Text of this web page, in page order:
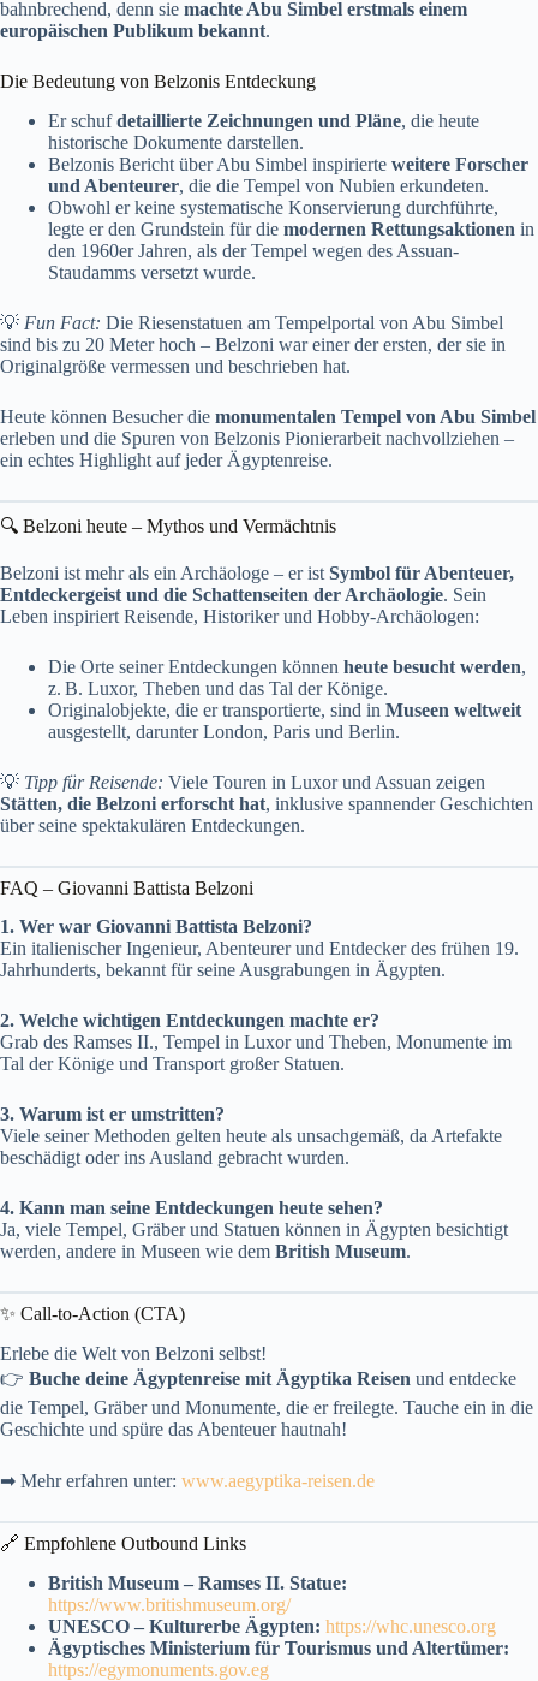
bahnbrechend, denn sie machte Abu Simbel erstmals einem
europäischen Publikum bekannt.
Die Bedeutung von Belzonis Entdeckung
Er schufdetaillierte Zeichnungen und Pläne, die heute
historische Dokumente darstellen.
Belzonis Bericht über Abu Simbel inspirierte weitere Forscher
und Abenteurer, die die Tempel von Nubien erkundeten.
Obwohl er keine systematische Konservierung durchführte,
legte er den Grundstein für die modernen Rettungsaktionen in
den 1960er Jahren, als der Tempel wegen des Assuan-
Staudamms versetzt wurde.
💡 Fun Fact: Die Riesenstatuen am Tempelportal von Abu Simbel
sind bis zu 20 Meter hoch – Belzoni war einer der ersten, der sie in
Originalgröße vermessen und beschrieben hat.
Heute können Besucher die monumentalen Tempel von Abu Simbel
erleben und die Spuren von Belzonis Pionierarbeit nachvollziehen –
ein echtes Highlight auf jeder Ägyptenreise.
🔍 Belzoni heute – Mythos und Vermächtnis
Belzoni ist mehr als ein Archäologe – er ist Symbol für Abenteuer,
Entdeckergeist und die Schattenseiten der Archäologie. Sein
Leben inspiriert Reisende, Historiker und Hobby-Archäologen:
Die Orte seiner Entdeckungen können heute besucht werden,
z. B. Luxor, Theben und das Tal der Könige.
Originalobjekte, die er transportierte, sind in Museen weltweit
ausgestellt, darunter London, Paris und Berlin.
💡 Tipp für Reisende: Viele Touren in Luxor und Assuan zeigen
Stätten, die Belzoni erforscht hat, inklusive spannender Geschichten
über seine spektakulären Entdeckungen.
FAQ – Giovanni Battista Belzoni
1. Wer war Giovanni Battista Belzoni?
Ein italienischer Ingenieur, Abenteurer und Entdecker des frühen 19.
Jahrhunderts, bekannt für seine Ausgrabungen in Ägypten.
2. Welche wichtigen Entdeckungen machte er?
Grab des Ramses II., Tempel in Luxor und Theben, Monumente im
Tal der Könige und Transport großer Statuen.
3. Warum ist er umstritten?
Viele seiner Methoden gelten heute als unsachgemäß, da Artefakte
beschädigt oder ins Ausland gebracht wurden.
4. Kann man seine Entdeckungen heute sehen?
Ja, viele Tempel, Gräber und Statuen können in Ägypten besichtigt
werden, andere in Museen wie dem British Museum.
✨ Call-to-Action (CTA)
Erlebe die Welt von Belzoni selbst!
👉 Buche deine Ägyptenreise mit Ägyptika Reisen und entdecke
die Tempel, Gräber und Monumente, die er freilegte. Tauche ein in die
Geschichte und spüre das Abenteuer hautnah!
➡ Mehr erfahren unter: www.aegyptika-reisen.de
🔗 Empfohlene Outbound Links
British Museum – Ramses II. Statue:
https://www.britishmuseum.org/
UNESCO – Kulturerbe Ägypten: https://whc.unesco.org
Ägyptisches Ministerium für Tourismus und Altertümer:
https://egymonuments.gov.eg